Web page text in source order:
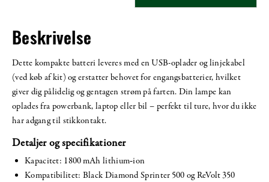
Beskrivelse
Dette kompakte batteri leveres med en USB-oplader og linjekabel
(ved køb af kit) og erstatter behovet for engangsbatterier, hvilket
giver dig pålidelig og gentagen strøm på farten. Din lampe kan
oplades fra powerbank, laptop eller bil – perfekt til ture, hvor du ikke
har adgang til stikkontakt.
Detaljer og specifikationer
Kapacitet: 1800 mAh lithium‑ion
Kompatibilitet: Black Diamond Sprinter 500 og ReVolt 350